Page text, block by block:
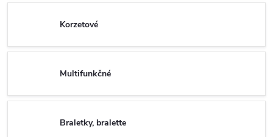
Korzetové
Multifunkčné
Braletky, bralette